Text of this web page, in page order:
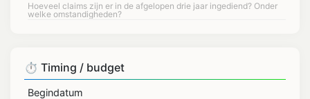
⏱️ Timing / budget
Begindatum